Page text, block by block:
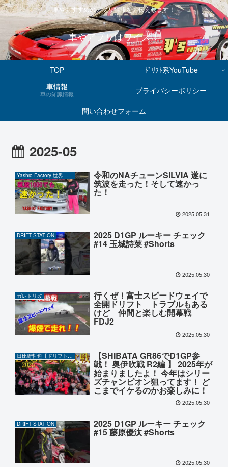
車やおすすめのアプリ情報をお伝えします！
車やアプリはワイズ！
TOP
ﾄﾞﾘﾌﾄ系YouTube
車情報
車の知識情報
プライバシーポリシー
問い合わせフォーム
2025-05
Yashio Factory 世界の岡ちゃん 令和のNAチューンSILVIA 遂に
筑波を走った！そして速かっ
た！
2025.05.31
DRIFT STATION 2025 D1GP ルーキー チェック
#14 玉城詩菜 #Shorts
2025.05.30
ガレドリ改 行くぜ！富士スピードウェイで
全開ドリフト トラブルもある
けど 仲間と楽しむ開幕戦
FDJ2
2025.05.30
日比野哲也【ドリフト】CHANNEL 【SHIBATA GR86でD1GP参
戦！ 奥伊吹戦 R2編 】 2025年が
始まりましたよ！ 今年はシリー
ズチャンピオン狙ってます！ ど
こまでイケるのかお楽しみに！
2025.05.30
DRIFT STATION 2025 D1GP ルーキー チェック
#15 藤原優汰 #Shorts
2025.05.30